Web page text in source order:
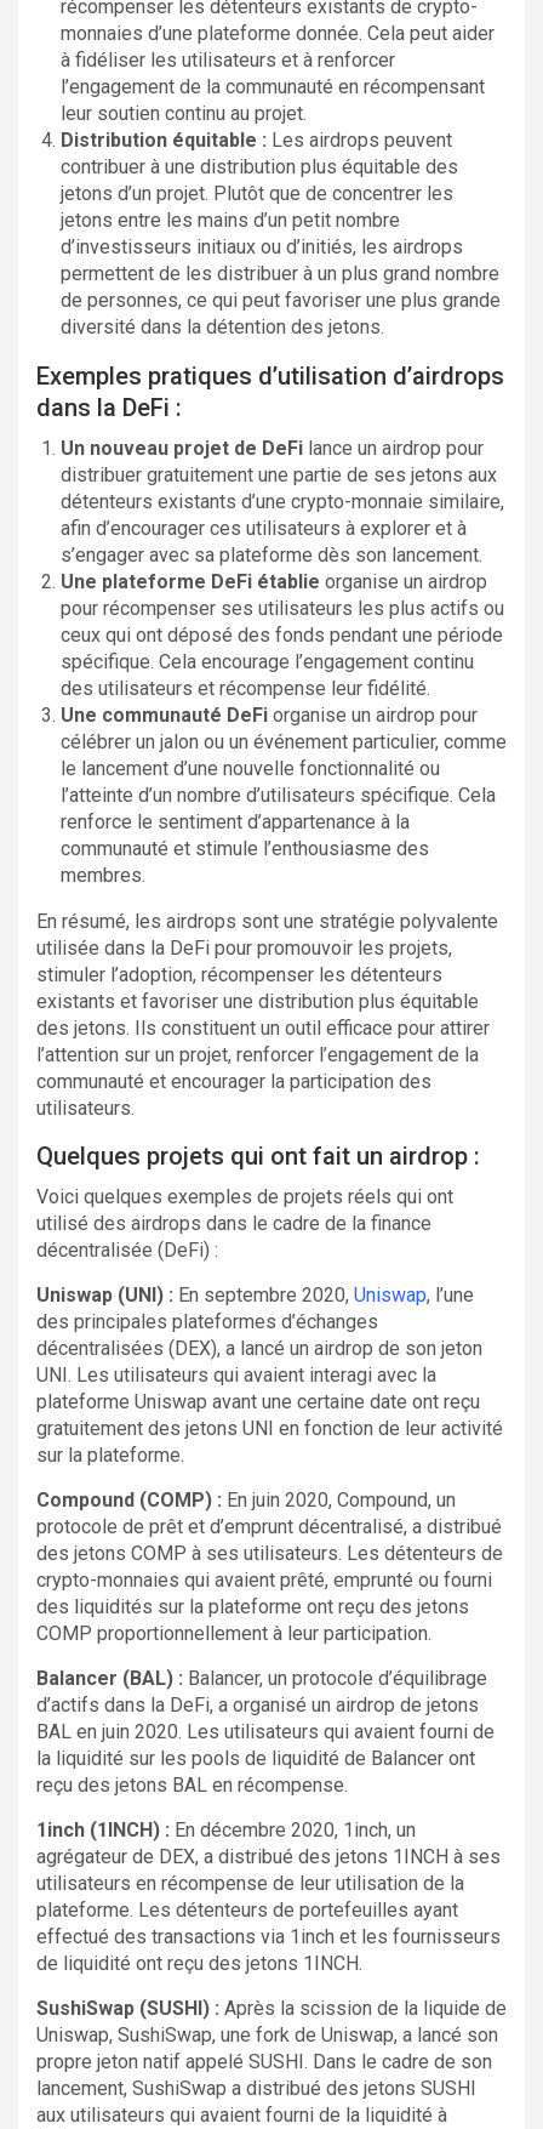
récompenser les détenteurs existants de crypto-
monnaies d’une plateforme donnée. Cela peut aider
à fidéliser les utilisateurs et à renforcer
l’engagement de la communauté en récompensant
leur soutien continu au projet.
Distribution équitable : Les airdrops peuvent
contribuer à une distribution plus équitable des
jetons d’un projet. Plutôt que de concentrer les
jetons entre les mains d’un petit nombre
d’investisseurs initiaux ou d’initiés, les airdrops
permettent de les distribuer à un plus grand nombre
de personnes, ce qui peut favoriser une plus grande
diversité dans la détention des jetons.
Exemples pratiques d’utilisation d’airdrops
dans la DeFi :
Un nouveau projet de DeFi lance un airdrop pour
distribuer gratuitement une partie de ses jetons aux
détenteurs existants d’une crypto-monnaie similaire,
afin d’encourager ces utilisateurs à explorer et à
s’engager avec sa plateforme dès son lancement.
Une plateforme DeFi établie organise un airdrop
pour récompenser ses utilisateurs les plus actifs ou
ceux qui ont déposé des fonds pendant une période
spécifique. Cela encourage l’engagement continu
des utilisateurs et récompense leur fidélité.
Une communauté DeFi organise un airdrop pour
célébrer un jalon ou un événement particulier, comme
le lancement d’une nouvelle fonctionnalité ou
l’atteinte d’un nombre d’utilisateurs spécifique. Cela
renforce le sentiment d’appartenance à la
communauté et stimule l’enthousiasme des
membres.
En résumé, les airdrops sont une stratégie polyvalente
utilisée dans la DeFi pour promouvoir les projets,
stimuler l’adoption, récompenser les détenteurs
existants et favoriser une distribution plus équitable
des jetons. Ils constituent un outil efficace pour attirer
l’attention sur un projet, renforcer l’engagement de la
communauté et encourager la participation des
utilisateurs.
Quelques projets qui ont fait un airdrop :
Voici quelques exemples de projets réels qui ont
utilisé des airdrops dans le cadre de la finance
décentralisée (DeFi) :
Uniswap (UNI) : En septembre 2020, Uniswap, l’une
des principales plateformes d’échanges
décentralisées (DEX), a lancé un airdrop de son jeton
UNI. Les utilisateurs qui avaient interagi avec la
plateforme Uniswap avant une certaine date ont reçu
gratuitement des jetons UNI en fonction de leur activité
sur la plateforme.
Compound (COMP) : En juin 2020, Compound, un
protocole de prêt et d’emprunt décentralisé, a distribué
des jetons COMP à ses utilisateurs. Les détenteurs de
crypto-monnaies qui avaient prêté, emprunté ou fourni
des liquidités sur la plateforme ont reçu des jetons
COMP proportionnellement à leur participation.
Balancer (BAL) : Balancer, un protocole d’équilibrage
d’actifs dans la DeFi, a organisé un airdrop de jetons
BAL en juin 2020. Les utilisateurs qui avaient fourni de
la liquidité sur les pools de liquidité de Balancer ont
reçu des jetons BAL en récompense.
1inch (1INCH) : En décembre 2020, 1inch, un
agrégateur de DEX, a distribué des jetons 1INCH à ses
utilisateurs en récompense de leur utilisation de la
plateforme. Les détenteurs de portefeuilles ayant
effectué des transactions via 1inch et les fournisseurs
de liquidité ont reçu des jetons 1INCH.
SushiSwap (SUSHI) : Après la scission de la liquide de
Uniswap, SushiSwap, une fork de Uniswap, a lancé son
propre jeton natif appelé SUSHI. Dans le cadre de son
lancement, SushiSwap a distribué des jetons SUSHI
aux utilisateurs qui avaient fourni de la liquidité à